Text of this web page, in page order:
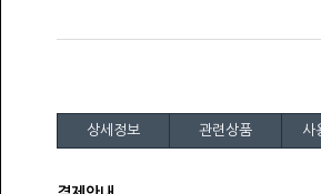
상세정보 관련상품 사